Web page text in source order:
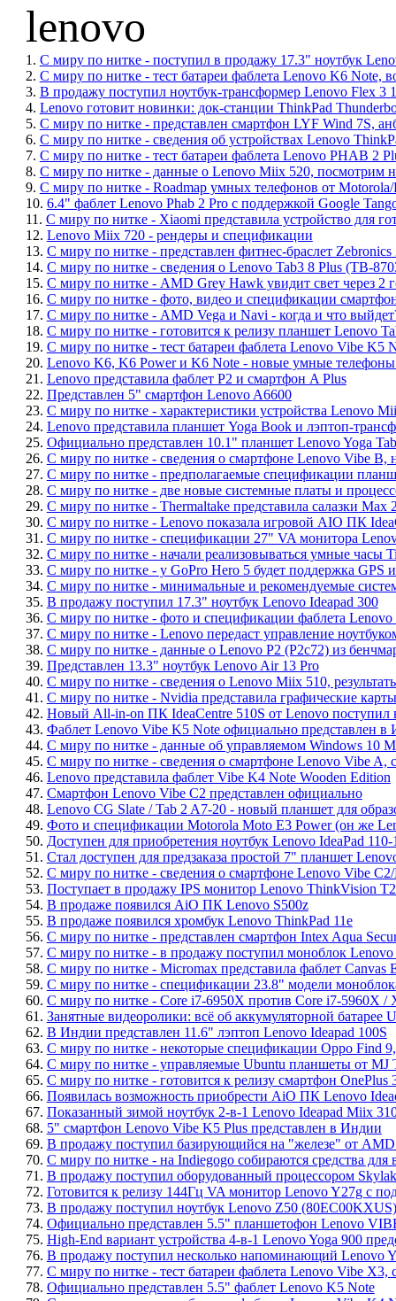
lenovo
1. С миру по нитке - поступил в продажу 17.3" ноутбук
2. С миру по нитке - тест батареи фаблета Lenovo K6
3. В продажу поступил ноутбук-трансформер Lenovo Flex 3
4. Lenovo готовит новинки: док-станции ThinkPad
5. С миру по нитке - представлен смартфон LYF Wind 7S,
6. С миру по нитке - сведения об устройствах Lenovo
7. С миру по нитке - тест батареи фаблета Lenovo PHAB 2
8. С миру по нитке - данные о Lenovo Miix 520, посмотрим
9. С миру по нитке - Roadmap умных телефонов от
10. 6.4" фаблет Lenovo Phab 2 Pro с поддержкой Google
11. С миру по нитке - Xiaomi представила устройство для
12. Lenovo Miix 720 - рендеры и спецификации
13. С миру по нитке - представлен фитнес-браслет
14. С миру по нитке - сведения о Lenovo Tab3 8 Plus (TB-
15. С миру по нитке - AMD Grey Hawk увидит свет через
16. С миру по нитке - фото, видео и спецификации
17. С миру по нитке - AMD Vega и Navi - когда и что
18. С миру по нитке - готовится к релизу планшет Lenovo
19. С миру по нитке - тест батареи фаблета Lenovo Vibe K5
20. Lenovo K6, K6 Power и K6 Note - новые умные телефоны
21. Lenovo представила фаблет P2 и смартфон A Plus
22. Представлен 5" смартфон Lenovo A6600
23. С миру по нитке - характеристики устройства Lenovo
24. Lenovo представила планшет Yoga Book и лэптоп-
25. Официально представлен 10.1" планшет Lenovo Yoga
26. С миру по нитке - сведения о смартфоне Lenovo Vibe B,
27. С миру по нитке - предполагаемые спецификации
28. С миру по нитке - две новые системные платы и
29. С миру по нитке - Thermaltake представила салазки
30. С миру по нитке - Lenovo показала игровой AIO ПК
31. С миру по нитке - спецификации 27" VA монитора
32. С миру по нитке - начали реализовываться умные часы
33. С миру по нитке - у GoPro Hero 5 будет поддержка GPS
34. С миру по нитке - минимальные и рекомендуемые
35. В продажу поступил 17.3" ноутбук Lenovo Ideapad 300
36. С миру по нитке - фото и спецификации фаблета
37. С миру по нитке - Lenovo передаст управление
38. С миру по нитке - данные о Lenovo P2 (P2c72) из
39. Представлен 13.3" ноутбук Lenovo Air 13 Pro
40. С миру по нитке - сведения о Lenovo Miix 510,
41. С миру по нитке - Nvidia представила графические
42. Новый All-in-on ПК IdeaCentre 510S от Lenovo поступил
43. Фаблет Lenovo Vibe K5 Note официально представлен в
44. С миру по нитке - данные об управляемом Windows 10
45. С миру по нитке - сведения о смартфоне Lenovo Vibe A,
46. Lenovo представила фаблет Vibe K4 Note Wooden Edition
47. Смартфон Lenovo Vibe C2 представлен официально
48. Lenovo CG Slate / Tab 2 A7-20 - новый планшет для
49. Фото и спецификации Motorola Moto E3 Power (он же
50. Доступен для приобретения ноутбук Lenovo IdeaPad
51. Стал доступен для предзаказа простой 7" планшет
52. С миру по нитке - сведения о смартфоне Lenovo Vibe
53. Поступает в продажу IPS монитор Lenovo ThinkVision
54. В продаже появился AiO ПК Lenovo S500z
55. В продаже появился хромбук Lenovo ThinkPad 11e
56. С миру по нитке - представлен смартфон Intex Aqua
57. С миру по нитке - в продажу поступил моноблок
58. С миру по нитке - Micromax представила фаблет
59. С миру по нитке - спецификации 23.8" модели
60. С миру по нитке - Core i7-6950X против Core i7-5960X /
61. Занятные видеоролики: всё об аккумуляторной
62. В Индии представлен 11.6" лэптоп Lenovo Ideapad 100S
63. С миру по нитке - некоторые спецификации Oppo Find
64. С миру по нитке - управляемые Ubuntu планшеты от
65. С миру по нитке - готовится к релизу смартфон
66. Появилась возможность приобрести AiO ПК Lenovo
67. Показанный зимой ноутбук 2-в-1 Lenovo Ideapad Miix
68. 5" смартфон Lenovo Vibe K5 Plus представлен в Индии
69. В продажу поступил базирующийся на "железе" от
70. С миру по нитке - на Indiegogo собираются средства
71. В продажу поступил оборудованный процессором
72. Готовится к релизу 144Гц VA монитор Lenovo Y27g с
73. В продажу поступил ноутбук Lenovo Z50 (80EC00KXUS)
74. Официально представлен 5.5" планшетофон Lenovo
75. High-End вариант устройства 4-в-1 Lenovo Yoga 900
76. В продажу поступил несколько напоминающий Lenovo
77. С миру по нитке - тест батареи фаблета Lenovo Vibe X3,
78. Официально представлен 5.5" фаблет Lenovo K5 Note